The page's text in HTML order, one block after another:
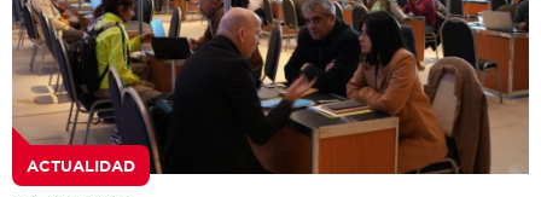
ACTUALIDAD